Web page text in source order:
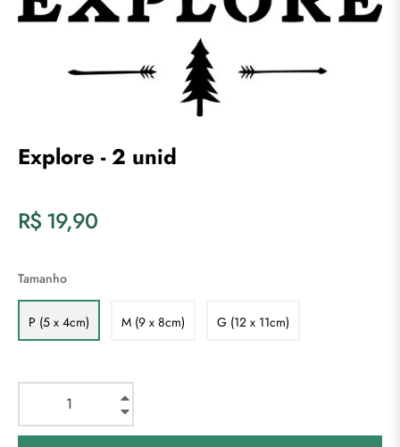
Explore - 2 unid
Preço
normal
R$ 19,90
Tamanho
P (5 x 4cm) M (9 x 8cm) G (12 x 11cm)